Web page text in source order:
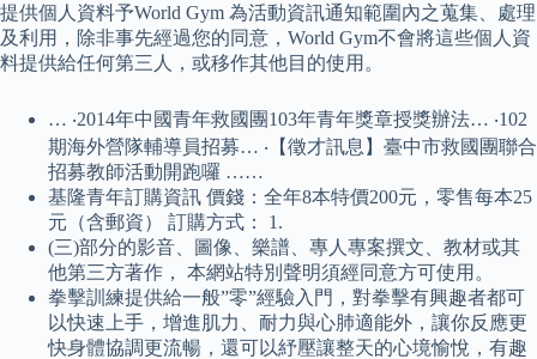
提供個人資料予World Gym 為活動資訊通知範圍內之蒐集、處理
及利用，除非事先經過您的同意，World Gym不會將這些個人資
料提供給任何第三人，或移作其他目的使用。
… ‧2014年中國青年救國團103年青年獎章授獎辦法… ‧102
期海外營隊輔導員招募… ‧【徵才訊息】臺中市救國團聯合
招募教師活動開跑囉 ……
基隆青年訂購資訊 價錢：全年8本特價200元，零售每本25
元（含郵資） 訂購方式： 1.
(三)部分的影音、圖像、樂譜、專人專案撰文、教材或其
他第三方著作， 本網站特別聲明須經同意方可使用。
拳擊訓練提供給一般”零”經驗入門，對拳擊有興趣者都可
以快速上手，增進肌力、耐力與心肺適能外，讓你反應更
快身體協調更流暢，還可以紓壓讓整天的心境愉悅，有趣